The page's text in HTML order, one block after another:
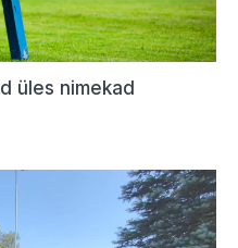
üles nimekad